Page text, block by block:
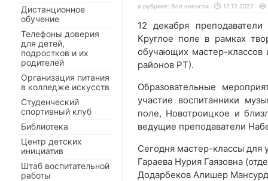
в рубрике: Все новости 12.12.2022
12 декабря
Круглое поле в рамках
обучающих мастер-классов
районов РТ).
Образовательные
участие воспитанники
поле, Новотроицкое и
ведущие преподаватели
Сегодня мастер-классы для
Гараева Нурия Гаязовна
Додарбеков Алишер
Дистанционное
обучение
Телефоны доверия
для детей,
подростков и их
родителей
Организация питания
в колледже искусств
Студенческий
спортивный клуб
Библиотека
Центр детских
инициатив
Штаб воспитательной
работы